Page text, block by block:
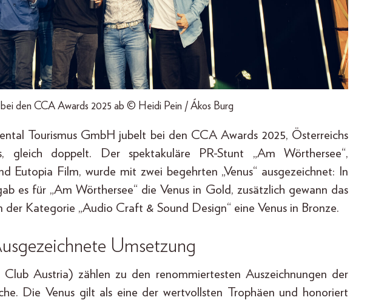
den CCA Awards 2025 ab © Heidi Pein / Ákos Burg
Tourismus GmbH jubelt bei den CCA Awards 2025, Österreichs
gleich doppelt. Der spektakuläre PR-Stunt „Am Wörthersee“,
Eutopia Film, wurde mit zwei begehrten „Venus“ ausgezeichnet: In
es für „Am Wörthersee“ die Venus in Gold, zusätzlich gewann das
der Kategorie „Audio Craft & Sound Design“ eine Venus in Bronze.
Umsetzung
Austria) zählen zu den renommiertesten Auszeichnungen der
Die Venus gilt als eine der wertvollsten Trophäen und honoriert